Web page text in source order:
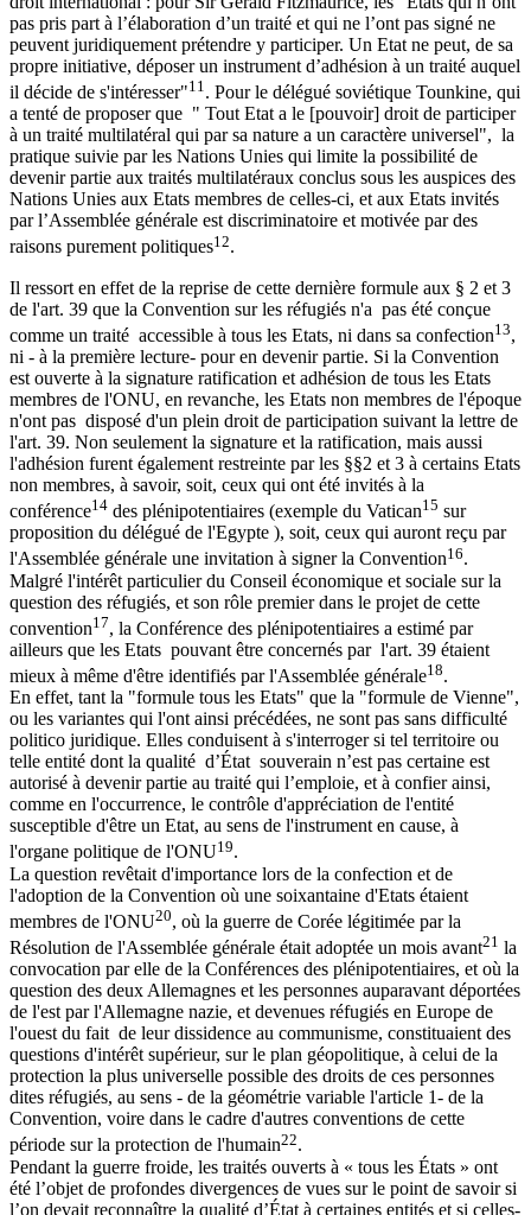
pas pris part à l’élaboration d’un traité et qui ne l’ont pas signé ne
peuvent juridiquement prétendre y participer. Un Etat ne peut, de sa
propre initiative, déposer un instrument d’adhésion à un traité auquel
il décide de s'intéresser"11. Pour le délégué soviétique Tounkine, qui
a tenté de proposer que " Tout Etat a le [pouvoir] droit de participer
à un traité multilatéral qui par sa nature a un caractère universel", la
pratique suivie par les Nations Unies qui limite la possibilité de
devenir partie aux traités multilatéraux conclus sous les auspices des
Nations Unies aux Etats membres de celles-ci, et aux Etats invités
par l’Assemblée générale est discriminatoire et motivée par des
raisons purement politiques12.
Il ressort en effet de la reprise de cette dernière formule aux § 2 et 3
de l'art. 39 que la Convention sur les réfugiés n'a pas été conçue
comme un traité accessible à tous les Etats, ni dans sa confection13,
ni - à la première lecture- pour en devenir partie. Si la Convention
est ouverte à la signature ratification et adhésion de tous les Etats
membres de l'ONU, en revanche, les Etats non membres de l'époque
n'ont pas disposé d'un plein droit de participation suivant la lettre de
l'art. 39. Non seulement la signature et la ratification, mais aussi
l'adhésion furent également restreinte par les §§2 et 3 à certains Etats
non membres, à savoir, soit, ceux qui ont été invités à la
conférence14 des plénipotentiaires (exemple du Vatican15 sur
proposition du délégué de l'Egypte ), soit, ceux qui auront reçu par
l'Assemblée générale une invitation à signer la Convention16.
Malgré l'intérêt particulier du Conseil économique et sociale sur la
question des réfugiés, et son rôle premier dans le projet de cette
convention17, la Conférence des plénipotentiaires a estimé par
ailleurs que les Etats pouvant être concernés par l'art. 39 étaient
mieux à même d'être identifiés par l'Assemblée générale18.
En effet, tant la "formule tous les Etats" que la "formule de Vienne",
ou les variantes qui l'ont ainsi précédées, ne sont pas sans difficulté
politico juridique. Elles conduisent à s'interroger si tel territoire ou
telle entité dont la qualité d’État souverain n’est pas certaine est
autorisé à devenir partie au traité qui l’emploie, et à confier ainsi,
comme en l'occurrence, le contrôle d'appréciation de l'entité
susceptible d'être un Etat, au sens de l'instrument en cause, à
l'organe politique de l'ONU19.
La question revêtait d'importance lors de la confection et de
l'adoption de la Convention où une soixantaine d'Etats étaient
membres de l'ONU20, où la guerre de Corée légitimée par la
Résolution de l'Assemblée générale était adoptée un mois avant21 la
convocation par elle de la Conférences des plénipotentiaires, et où la
question des deux Allemagnes et les personnes auparavant déportées
de l'est par l'Allemagne nazie, et devenues réfugiés en Europe de
l'ouest du fait de leur dissidence au communisme, constituaient des
questions d'intérêt supérieur, sur le plan géopolitique, à celui de la
protection la plus universelle possible des droits de ces personnes
dites réfugiés, au sens - de la géométrie variable l'article 1- de la
Convention, voire dans le cadre d'autres conventions de cette
période sur la protection de l'humain22.
Pendant la guerre froide, les traités ouverts à « tous les États » ont
été l’objet de profondes divergences de vues sur le point de savoir si
l’on devait reconnaître la qualité d’État à certaines entités et si celles-